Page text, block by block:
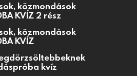
közmondások
KVÍZ 2 rész
közmondások
KVÍZ
kvíz